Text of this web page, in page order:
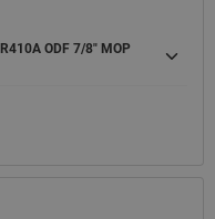
ODF 7/8" MOP